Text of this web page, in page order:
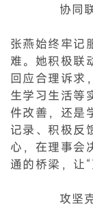
协同
张燕始终牢记
难。她积极联
回应合理诉求
生学习生活等
件改善，还是
记录、积极反
心，在理事会
通的桥梁，让
攻坚